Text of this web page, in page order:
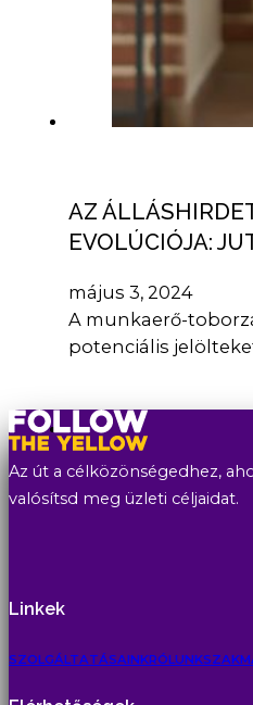
AZ
EVOLÚCIÓJA:
május 3, 2024
A munkaerő-
potenciális
Az út a célközönségedhez,
valósítsd meg üzleti céljaidat.
Linkek
SZOLGÁLTATÁSAINKRÓLUNK